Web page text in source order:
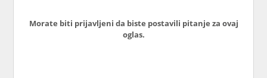
Morate biti prijavljeni da biste postavili pitanje za ovaj
oglas.